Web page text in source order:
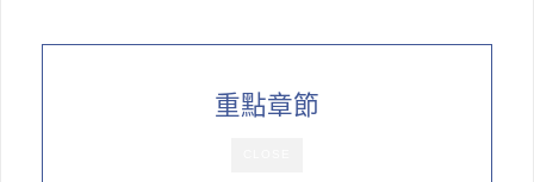
重點章節